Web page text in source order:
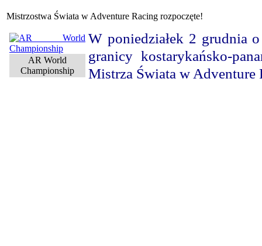
Mistrzostwa Świata w Adventure Racing rozpoczęte!
AR World
Championship
W poniedziałek 2 grudnia
granicy kostarykańsko-
Mistrza Świata w Adventure